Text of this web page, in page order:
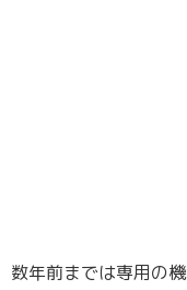
数年前までは専用の